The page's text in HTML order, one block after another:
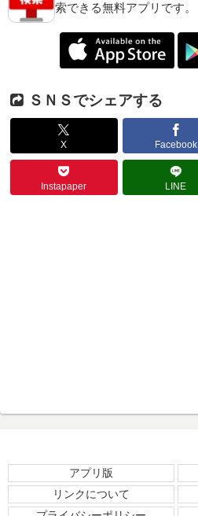
索できる無料アプリです。
ＳＮＳでシェアする
X Facebook
Instapaper LINE
アプリ版
リンクについて